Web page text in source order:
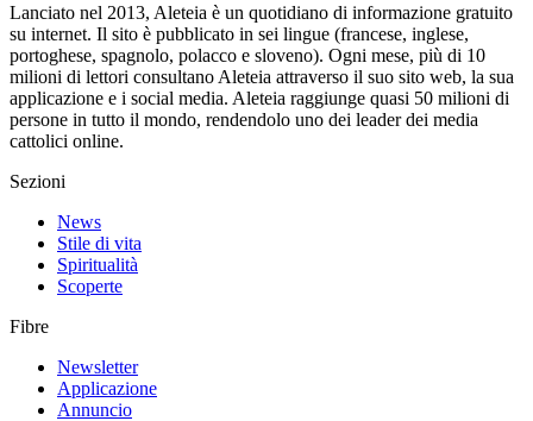
Lanciato nel 2013, Aleteia è un quotidiano di informazione gratuito
su internet. Il sito è pubblicato in sei lingue (francese, inglese,
portoghese, spagnolo, polacco e sloveno). Ogni mese, più di 10
milioni di lettori consultano Aleteia attraverso il suo sito web, la sua
applicazione e i social media. Aleteia raggiunge quasi 50 milioni di
persone in tutto il mondo, rendendolo uno dei leader dei media
cattolici online.
Sezioni
News
Stile di vita
Spiritualità
Scoperte
Fibre
Newsletter
Applicazione
Annuncio